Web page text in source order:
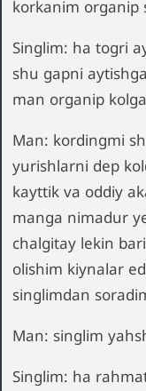
korkanim organip
Singlim: ha togri
shu gapni
man organip
Man: kordingmi
yurishlarni dep
kayttik va oddiy
manga nimadur
chalgitay lekin
olishim kiynalar
singlimdan
Man: singlim
Singlim: ha